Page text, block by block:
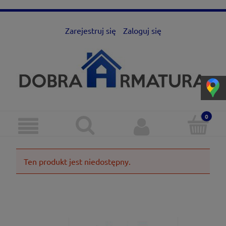
Zarejestruj się Zaloguj się
Ten produkt jest niedostępny.